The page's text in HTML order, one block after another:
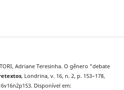
Adriane Teresinha. O gênero "debate
, Londrina, v. 16, n. 2, p. 153–178,
Disponível em: